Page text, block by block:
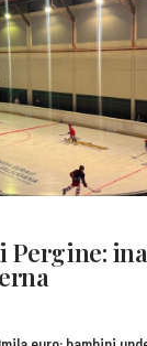
Pergine: